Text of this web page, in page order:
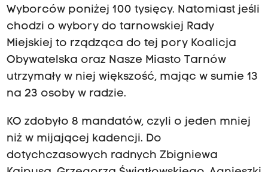
Wyborców poniżej 100 tysięcy. Natomiast jeśli
chodzi o wybory do tarnowskiej Rady
Miejskiej to rządząca do tej pory Koalicja
Obywatelska oraz Nasze Miasto Tarnów
utrzymały w niej większość, mając w sumie 13
na 23 osoby w radzie.
KO zdobyło 8 mandatów, czyli o jeden mniej
niż w mijającej kadencji. Do
dotychczasowych radnych Zbigniewa